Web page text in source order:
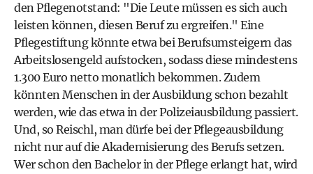
den Pflegenotstand: "Die Leute müssen es sich auch
leisten können, diesen Beruf zu ergreifen." Eine
Pflegestiftung könnte etwa bei Berufsumsteigern das
Arbeitslosengeld aufstocken, sodass diese mindestens
1.300 Euro netto monatlich bekommen. Zudem
könnten Menschen in der Ausbildung schon bezahlt
werden, wie das etwa in der Polizeiausbildung passiert.
Und, so Reischl, man dürfe bei der Pflegeausbildung
nicht nur auf die Akademisierung des Berufs setzen.
Wer schon den Bachelor in der Pflege erlangt hat, wird